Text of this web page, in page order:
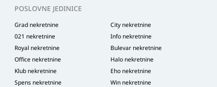
POSLOVNE JEDINICE
Grad nekretnine
City nekretnine
021 nekretnine
Info nekretnine
Royal nekretnine
Bulevar nekretnine
Office nekretnine
Halo nekretnine
Klub nekretnine
Eho nekretnine
Spens nekretnine
Win nekretnine